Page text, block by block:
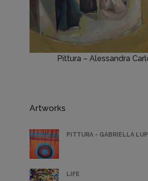
Pittura – Alessandra
Artworks
PITTURA - GABRIELLA
LIFE